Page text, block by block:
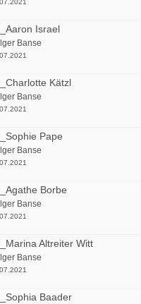
Israel
Banse
Kätzl
Banse
Pape
Banse
Borbe
Banse
Altreiter Witt
Banse
Baader